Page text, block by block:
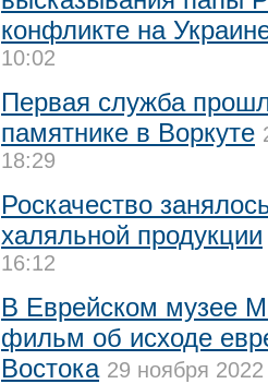
конфликте на
10:02
Первая служба
памятнике в Воркуте
18:29
Роскачество
халяльной продукции
16:12
В Еврейском музее
фильм об исходе
Востока 29 ноября